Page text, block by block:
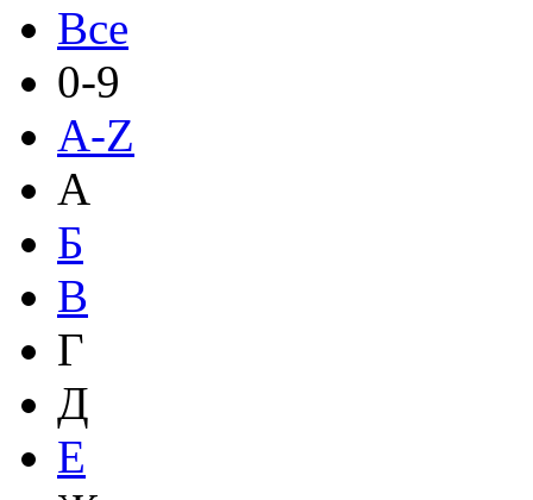
Все
0-9
A-Z
А
Б
В
Г
Д
Е